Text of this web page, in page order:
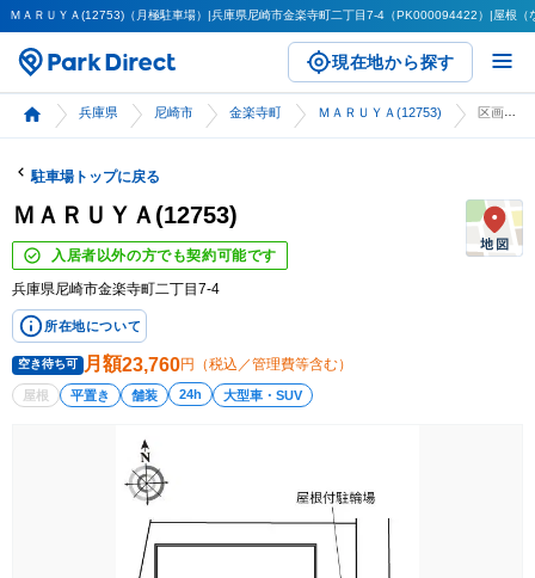
ＭＡＲＵＹＡ(12753)（月極駐車場）|兵庫県尼崎市金楽寺町二丁目7-4（PK000094422）|屋根
現在地から探す
兵庫県 尼崎市 金楽寺町 ＭＡＲＵＹＡ(12753)
駐車場トップに戻る
ＭＡＲＵＹＡ(12753)
入居者以外の方でも契約可能です
兵庫県尼崎市金楽寺町二丁目7-4
所在地について
空き待ち可 月額23,760円（税込／管理費等含む）
屋根 平置き 舗装 24h 大型車・SUV